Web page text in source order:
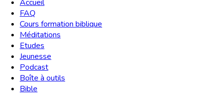
Accueil
FAQ
Cours formation biblique
Méditations
Etudes
Jeunesse
Podcast
Boîte à outils
Bible